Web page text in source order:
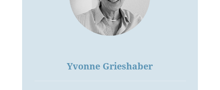
Yvonne Grieshaber